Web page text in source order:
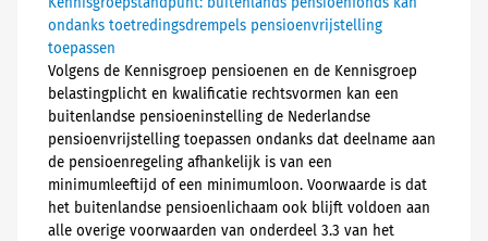
ondanks toetredingsdrempels pensioenvrijstelling
toepassen
Volgens de Kennisgroep pensioenen en de Kennisgroep
belastingplicht en kwalificatie rechtsvormen kan een
buitenlandse pensioeninstelling de Nederlandse
pensioenvrijstelling toepassen ondanks dat deelname aan
de pensioenregeling afhankelijk is van een
minimumleeftijd of een minimumloon. Voorwaarde is dat
het buitenlandse pensioenlichaam ook blijft voldoen aan
alle overige voorwaarden van onderdeel 3.3 van het